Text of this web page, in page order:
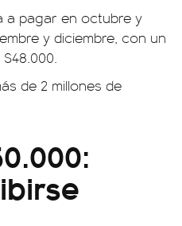
a pagar en octubre y
y diciembre, con un
de 2 millones de